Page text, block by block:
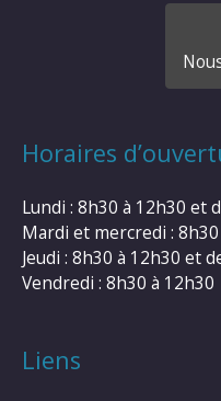
Horaires
Lundi : 8h30 à 12h30 et
Mardi et mercredi :
Jeudi : 8h30 à 12h30 et
Vendredi : 8h30 à 12h30
Liens